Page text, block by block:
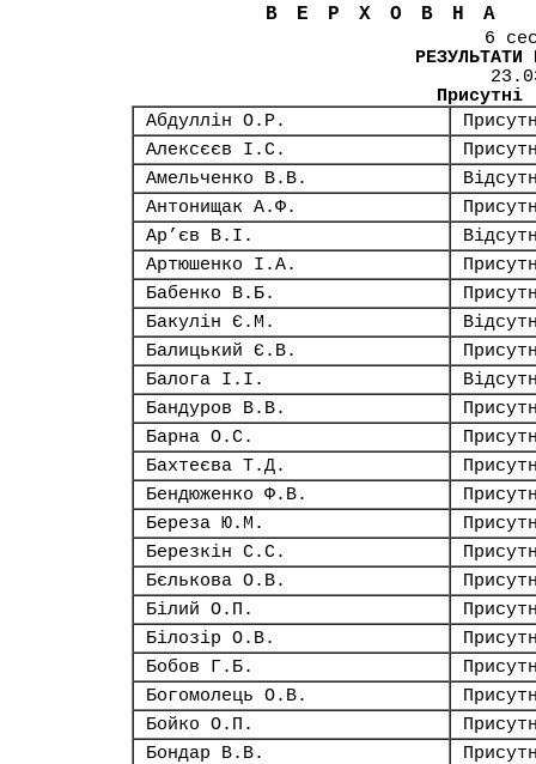
6
РЕЗУЛЬТАТИ
Абдуллін О.Р.
Алексєєв І.С.
Амельченко В.В.
Антонищак А.Ф.
Ар’єв В.І.
Артюшенко І.А.
Бабенко В.Б.
Бакулін Є.М.
Балицький Є.В.
Балога І.І.
Бандуров В.В.
Барна О.С.
Бахтеєва Т.Д.
Бендюженко Ф.В.
Береза Ю.М.
Березкін С.С.
Бєлькова О.В.
Білий О.П.
Білозір О.В.
Бобов Г.Б.
Богомолець О.В.
Бойко О.П.
Бондар В.В.